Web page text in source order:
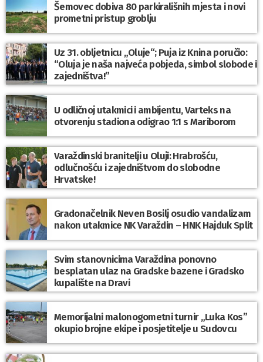
Šemovec dobiva 80 parkirališnih mjesta i novi
prometni pristup groblju
Uz 31. obljetnicu „Oluje“; Puja iz Knina poručio:
“Oluja je naša najveća pobjeda, simbol slobode i
zajedništva!”
U odličnoj utakmici i ambijentu, Varteks na
otvorenju stadiona odigrao 1:1 s Mariborom
Varaždinski branitelji u Oluji: Hrabrošću,
odlučnošću i zajedništvom do slobodne
Hrvatske!
Gradonačelnik Neven Bosilj osudio vandalizam
nakon utakmice NK Varaždin – HNK Hajduk Split
Svim stanovnicima Varaždina ponovno
besplatan ulaz na Gradske bazene i Gradsko
kupalište na Dravi
Memorijalni malonogometni turnir „Luka Kos”
okupio brojne ekipe i posjetitelje u Sudovcu